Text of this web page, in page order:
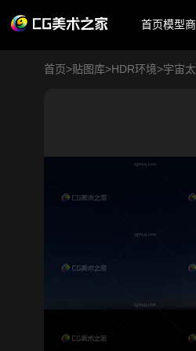
首页模型
首页>贴图库>HDR环境>宇宙